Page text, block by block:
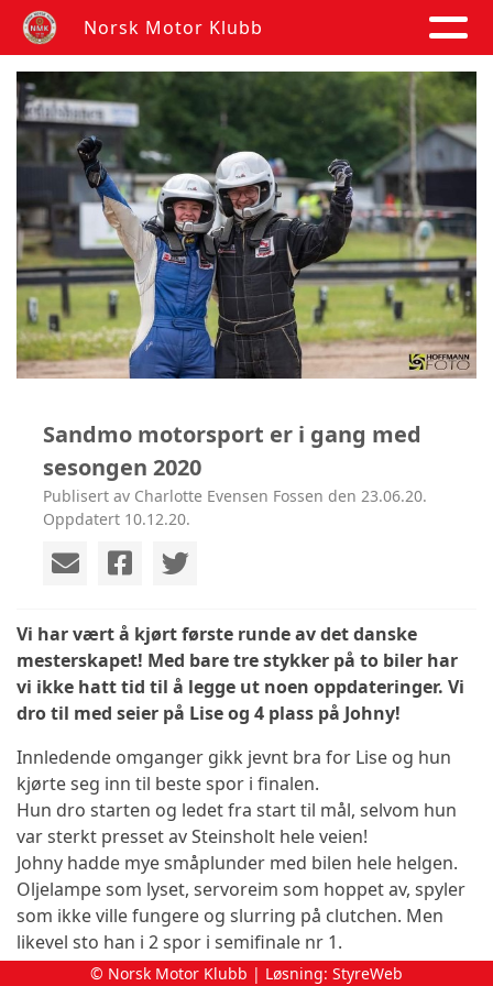
Norsk Motor Klubb
Sandmo motorsport er i gang med
sesongen 2020
Publisert av Charlotte Evensen Fossen den 23.06.20.
Oppdatert 10.12.20.
Vi har vært å kjørt første runde av det danske
mesterskapet! Med bare tre stykker på to biler har
vi ikke hatt tid til å legge ut noen oppdateringer. Vi
dro til med seier på Lise og 4 plass på Johny!
Innledende omganger gikk jevnt bra for Lise og hun
kjørte seg inn til beste spor i finalen.
Hun dro starten og ledet fra start til mål, selvom hun
var sterkt presset av Steinsholt hele veien!
Johny hadde mye småplunder med bilen hele helgen.
Oljelampe som lyset, servoreim som hoppet av, spyler
som ikke ville fungere og slurring på clutchen. Men
likevel sto han i 2 spor i semifinale nr 1.
Han kom inn som nr 2 i semifinalen og stod dermed i 4
© Norsk Motor Klubb | Løsning: StyreWeb